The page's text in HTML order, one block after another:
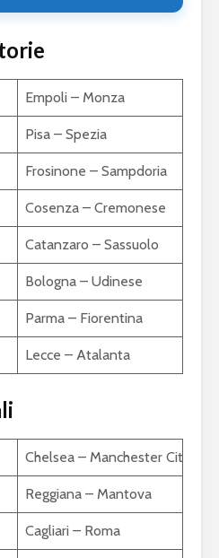
Empoli – Monza
Pisa – Spezia
Frosinone – Sampdoria
Cosenza – Cremonese
Catanzaro – Sassuolo
Bologna – Udinese
Parma – Fiorentina
Lecce – Atalanta
Chelsea – Manchester City
Reggiana – Mantova
Cagliari – Roma